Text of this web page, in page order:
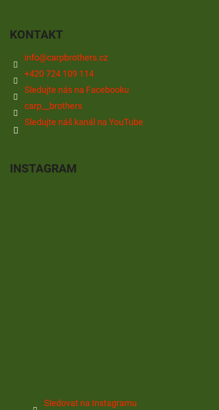
KONTAKT
info@carpbrothers.cz
+420 724 109 114
Sledujte nás na Facebooku
carp__brothers
Sledujte náš kanál na YouTube
INSTAGRAM
Sledovat na Instagramu